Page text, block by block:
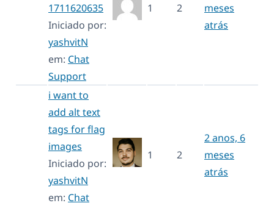
1711620635
Iniciado por:
yashvitN
em: Chat
Support
1 2
meses
atrás
i want to
add alt text
tags for flag
images
Iniciado por:
yashvitN
em: Chat
1 2
2 anos, 6
meses
atrás